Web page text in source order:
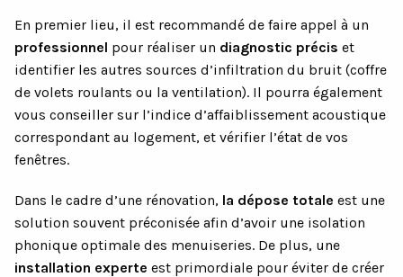
En premier lieu, il est recommandé de faire appel à un
professionnel pour réaliser un diagnostic précis et
identifier les autres sources d’infiltration du bruit (coffre
de volets roulants ou la ventilation). Il pourra également
vous conseiller sur l’indice d’affaiblissement acoustique
correspondant au logement, et vérifier l’état de vos
fenêtres.
Dans le cadre d’une rénovation, la dépose totale est une
solution souvent préconisée afin d’avoir une isolation
phonique optimale des menuiseries. De plus, une
installation experte est primordiale pour éviter de créer